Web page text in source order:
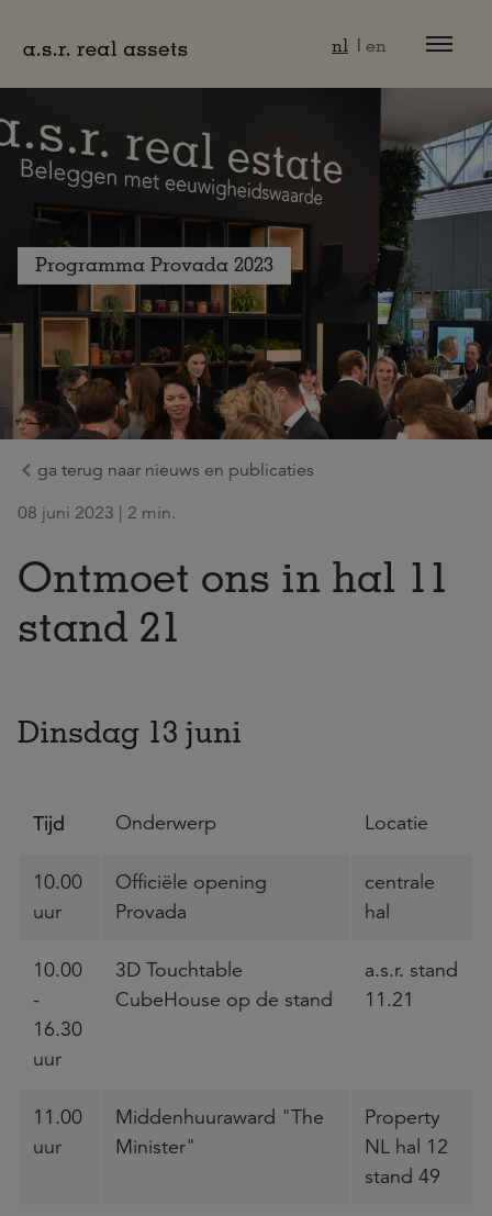
nl en
Programma Provada 2023
ga terug naar nieuws en publicaties
08 juni 2023 | 2 min.
Ontmoet ons in hal 11
stand 21
Dinsdag 13 juni
Tijd Onderwerp Locatie
10.00
uur
Officiële opening
Provada
centrale
hal
10.00
-
16.30
uur
3D Touchtable
CubeHouse op de stand
a.s.r. stand
11.21
11.00
uur
Middenhuuraward "The
Minister"
Property
NL hal 12
stand 49